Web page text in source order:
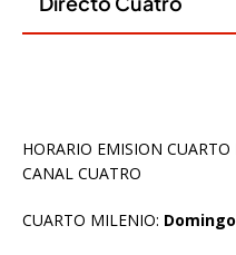
HORARIO EMISION
CANAL CUATRO
CUARTO MILENIO: